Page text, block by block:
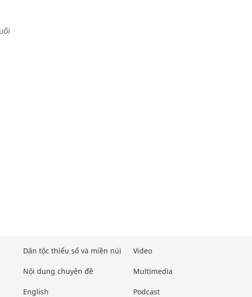
Dân tộc thiểu số và miền núi
Nội dung chuyên đề
English
Video
Multimedia
Podcast